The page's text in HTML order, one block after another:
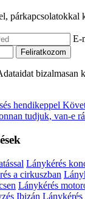
párkapcsolatokkal
E-
bizalmasan
hendikeppel
tudjuk, van-e
Lánykérés
a cirkuszban
Lánykérés
Ibizán Lánykérés